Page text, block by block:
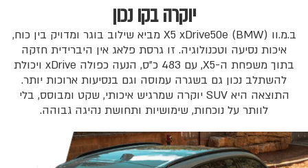
יוקרה בקו נכון
ב.מ.וו (BMW) X5 xDrive50e מביא שילוב בוגר ומדויק בין כוח,
איכות נסיעה וטכנולוגיה. זו גרסת פלאג אין היברידית חזקה
בתוך משפחת ה-X5, עם 483 כ״ס, הנעה כפולה xDrive ויכולת
להשתלב נכון גם בשגרה עמוסה וגם בנסיעות ארוכות יותר.
התוצאה היא SUV יוקרה שמרגיש איכותי, שקט ומבוסס, בלי
לוותר על נוכחות, שימושיות ותחושת נהיגה גבוהה.